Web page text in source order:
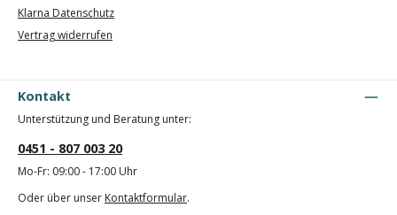
Klarna Datenschutz
Vertrag widerrufen
Kontakt
Unterstützung und Beratung unter:
0451 - 807 003 20
Mo-Fr: 09:00 - 17:00 Uhr
Oder über unser Kontaktformular.